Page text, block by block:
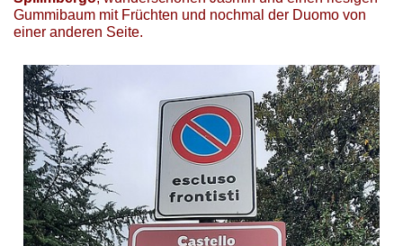
Gummibaum mit Früchten und nochmal der Duomo von
einer anderen Seite.